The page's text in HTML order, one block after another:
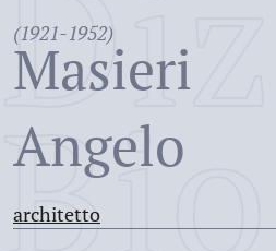
(1921-1952)
Masieri
Angelo
architetto